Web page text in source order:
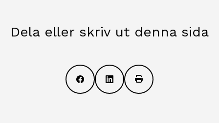
Dela eller skriv ut denna sida